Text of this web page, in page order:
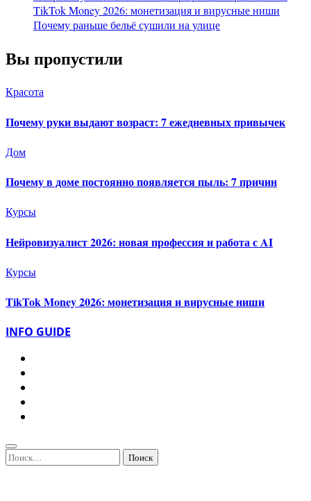
TikTok Money 2026: монетизация и вирусные ниши
Почему раньше бельё сушили на улице
Вы пропустили
Красота
Почему руки выдают возраст: 7 ежедневных привычек
Дом
Почему в доме постоянно появляется пыль: 7 причин
Курсы
Нейровизуалист 2026: новая профессия и работа с AI
Курсы
TikTok Money 2026: монетизация и вирусные ниши
INFO GUIDE
Найти: